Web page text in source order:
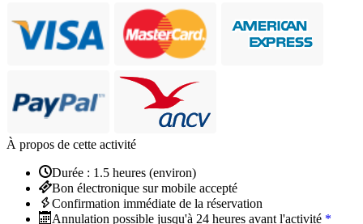
À propos de cette activité
Durée : 1.5 heures (environ)
Bon électronique sur mobile accepté
Confirmation immédiate de la réservation
Annulation possible jusqu'à 24 heures avant l'activité *